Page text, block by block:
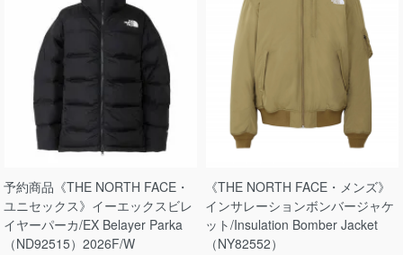
予約商品《THE NORTH FACE・
ユニセックス》イーエックスビレ
イヤーパーカ/EX Belayer Parka
（ND92515）2026F/W
《THE NORTH FACE・メンズ》
インサレーションボンバージャケ
ット/Insulation Bomber Jacket
（NY82552）